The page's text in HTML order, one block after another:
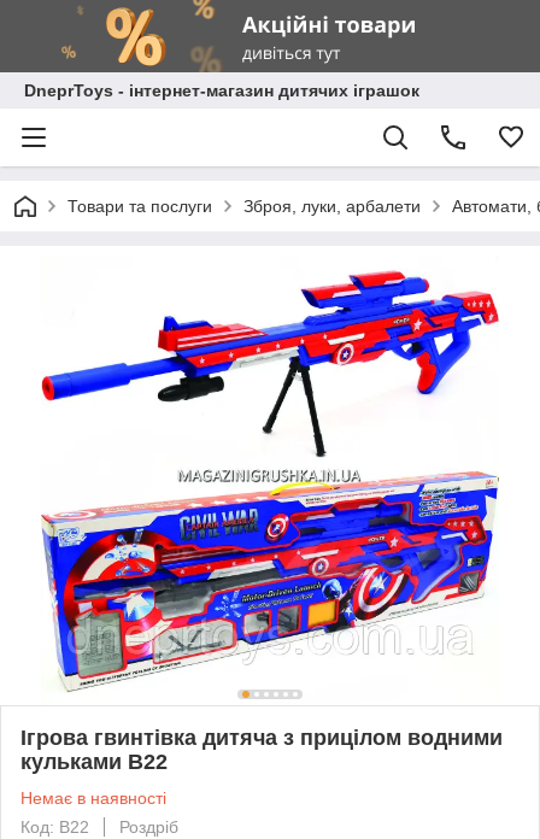
DneprToys - інтернет-магазин дитячих іграшок
Товари та послуги Зброя, луки, арбалети Автомати,
Ігрова гвинтівка дитяча з прицілом водними
кульками B22
Немає в наявності
Код: В22
Роздріб